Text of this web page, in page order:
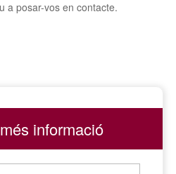
a posar-vos en contacte.
informació